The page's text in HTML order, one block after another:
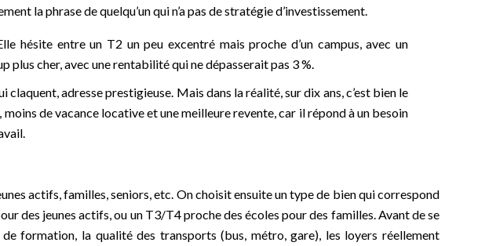
la phrase de quelqu’un qui n’a pas de stratégie d’investissement.
hésite entre un T2 un peu excentré mais proche d’un campus, avec un
plus cher, avec une rentabilité qui ne dépasserait pas 3 %.
adresse prestigieuse. Mais dans la réalité, sur dix ans, c’est bien le
de vacance locative et une meilleure revente, car il répond à un besoin
actifs, familles, seniors, etc. On choisit ensuite un type de bien qui correspond
des jeunes actifs, ou un T3/T4 proche des écoles pour des familles. Avant de se
formation, la qualité des transports (bus, métro, gare), les loyers réellement